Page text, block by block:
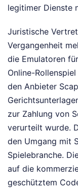
legitimer Dienste
Juristische
Vergangenheit
die Emulatoren
Online-
den Anbieter
zur Zahlung von
verurteilt wurde.
den Umgang mit
Spielebranche.
auf die
geschütztem